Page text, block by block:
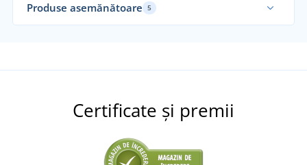
Produse asemănătoare 5
Certificate și premii